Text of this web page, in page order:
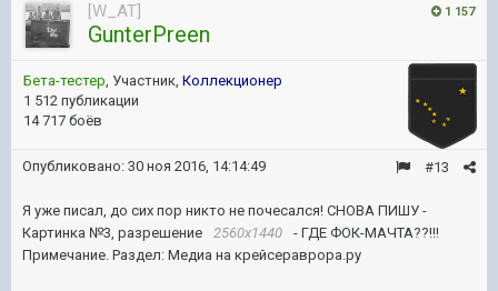
1 157
[W_AT]
GunterPreen
Бета-тестер, Участник, Коллекционер
1 512 публикации
14 717 боёв
#13
Опубликовано: 30 ноя 2016, 14:14:49
Я уже писал, до сих пор никто не почесался! СНОВА ПИШУ -
Картинка №3, разрешение
2560x1440
- ГДЕ ФОК-МАЧТА??!!!
Примечание. Раздел: Медиа на крейсераврора.ру